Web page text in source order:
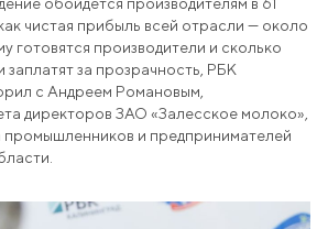
округ, п. Залесье,
чистая прибыль всей отрасли — около
готовятся производители и сколько
заплатят за прозрачность, РБК
с Андреем Романовым,
директоров ЗАО «Залесское молоко»,
и предпринимателей